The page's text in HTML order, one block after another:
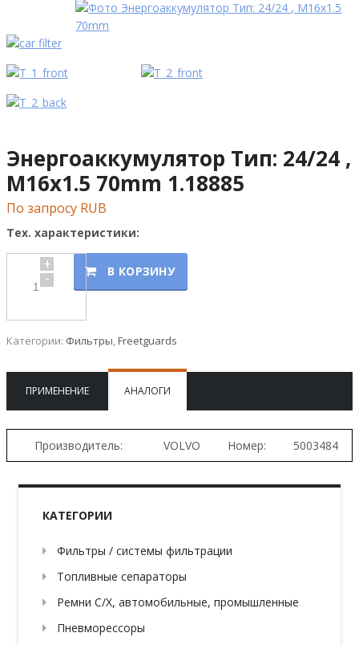
Энергоаккумулятор Тип: 24/24 ,
M16x1.5 70mm 1.18885
По запросу RUB
Тех. характеристики:
+
- В КОРЗИНУ
Категории: Фильтры,Freetguards
ПРИМЕНЕНИЕ АНАЛОГИ
Производитель: VOLVO Номер: 5003484
КАТЕГОРИИ
Фильтры / системы фильтрации
Топливные сепараторы
Ремни С/Х, автомобильные, промышленные
Пневморессоры